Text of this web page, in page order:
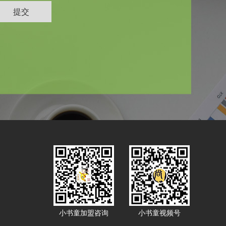
小书童视频号
小书童加盟咨询